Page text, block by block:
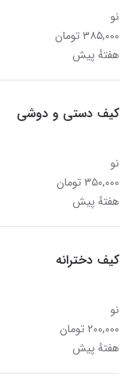
نو
۳۸۵,۰۰۰ تومان
هفتهٔ پیش
کیف دستی و دوشی
نو
۳۵۰,۰۰۰ تومان
هفتهٔ پیش
کیف دخترانه
نو
۲۰۰,۰۰۰ تومان
هفتهٔ پیش